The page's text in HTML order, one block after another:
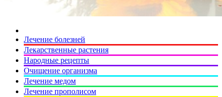
Лечение болезней
Лекарственные растения
Народные рецепты
Очищение организма
Лечение медом
Лечение прополисом